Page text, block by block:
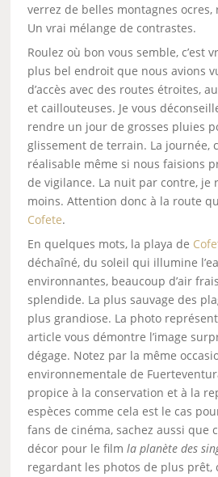
verrez de belles montagnes ocres,
Un vrai mélange de contrastes.
Roulez où bon vous semble, c’est
plus bel endroit que nous avions
d’accès avec des routes étroites,
et caillouteuses. Je vous
rendre un jour de grosses pluies
glissement de terrain. La journée,
réalisable même si nous faisions
de vigilance. La nuit par contre, je
moins. Attention donc à la route
Cofete.
En quelques mots, la playa de
déchaîné, du soleil qui illumine
environnantes, beaucoup d’air
splendide. La plus sauvage des
plus grandiose. La photo
article vous démontre l’image
dégage. Notez par la même
environnementale de
propice à la conservation et à la
espèces comme cela est le cas
fans de cinéma, sachez aussi que
décor pour le filmla planète des
regardant les photos de plus prêt,